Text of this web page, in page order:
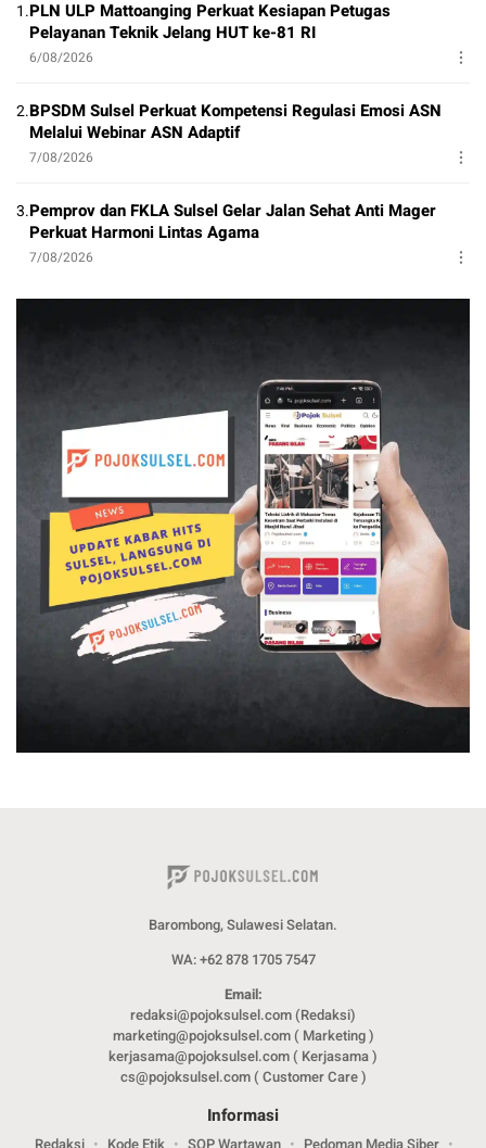
1.PLN ULP Mattoanging Perkuat Kesiapan Petugas
Pelayanan Teknik Jelang HUT ke-81 RI
6/08/2026
2.BPSDM Sulsel Perkuat Kompetensi Regulasi Emosi ASN
Melalui Webinar ASN Adaptif
7/08/2026
3.Pemprov dan FKLA Sulsel Gelar Jalan Sehat Anti Mager
Perkuat Harmoni Lintas Agama
7/08/2026
Barombong, Sulawesi Selatan.
WA: +62 878 1705 7547
Email:
redaksi@pojoksulsel.com (Redaksi)
marketing@pojoksulsel.com ( Marketing )
kerjasama@pojoksulsel.com ( Kerjasama )
cs@pojoksulsel.com ( Customer Care )
Informasi